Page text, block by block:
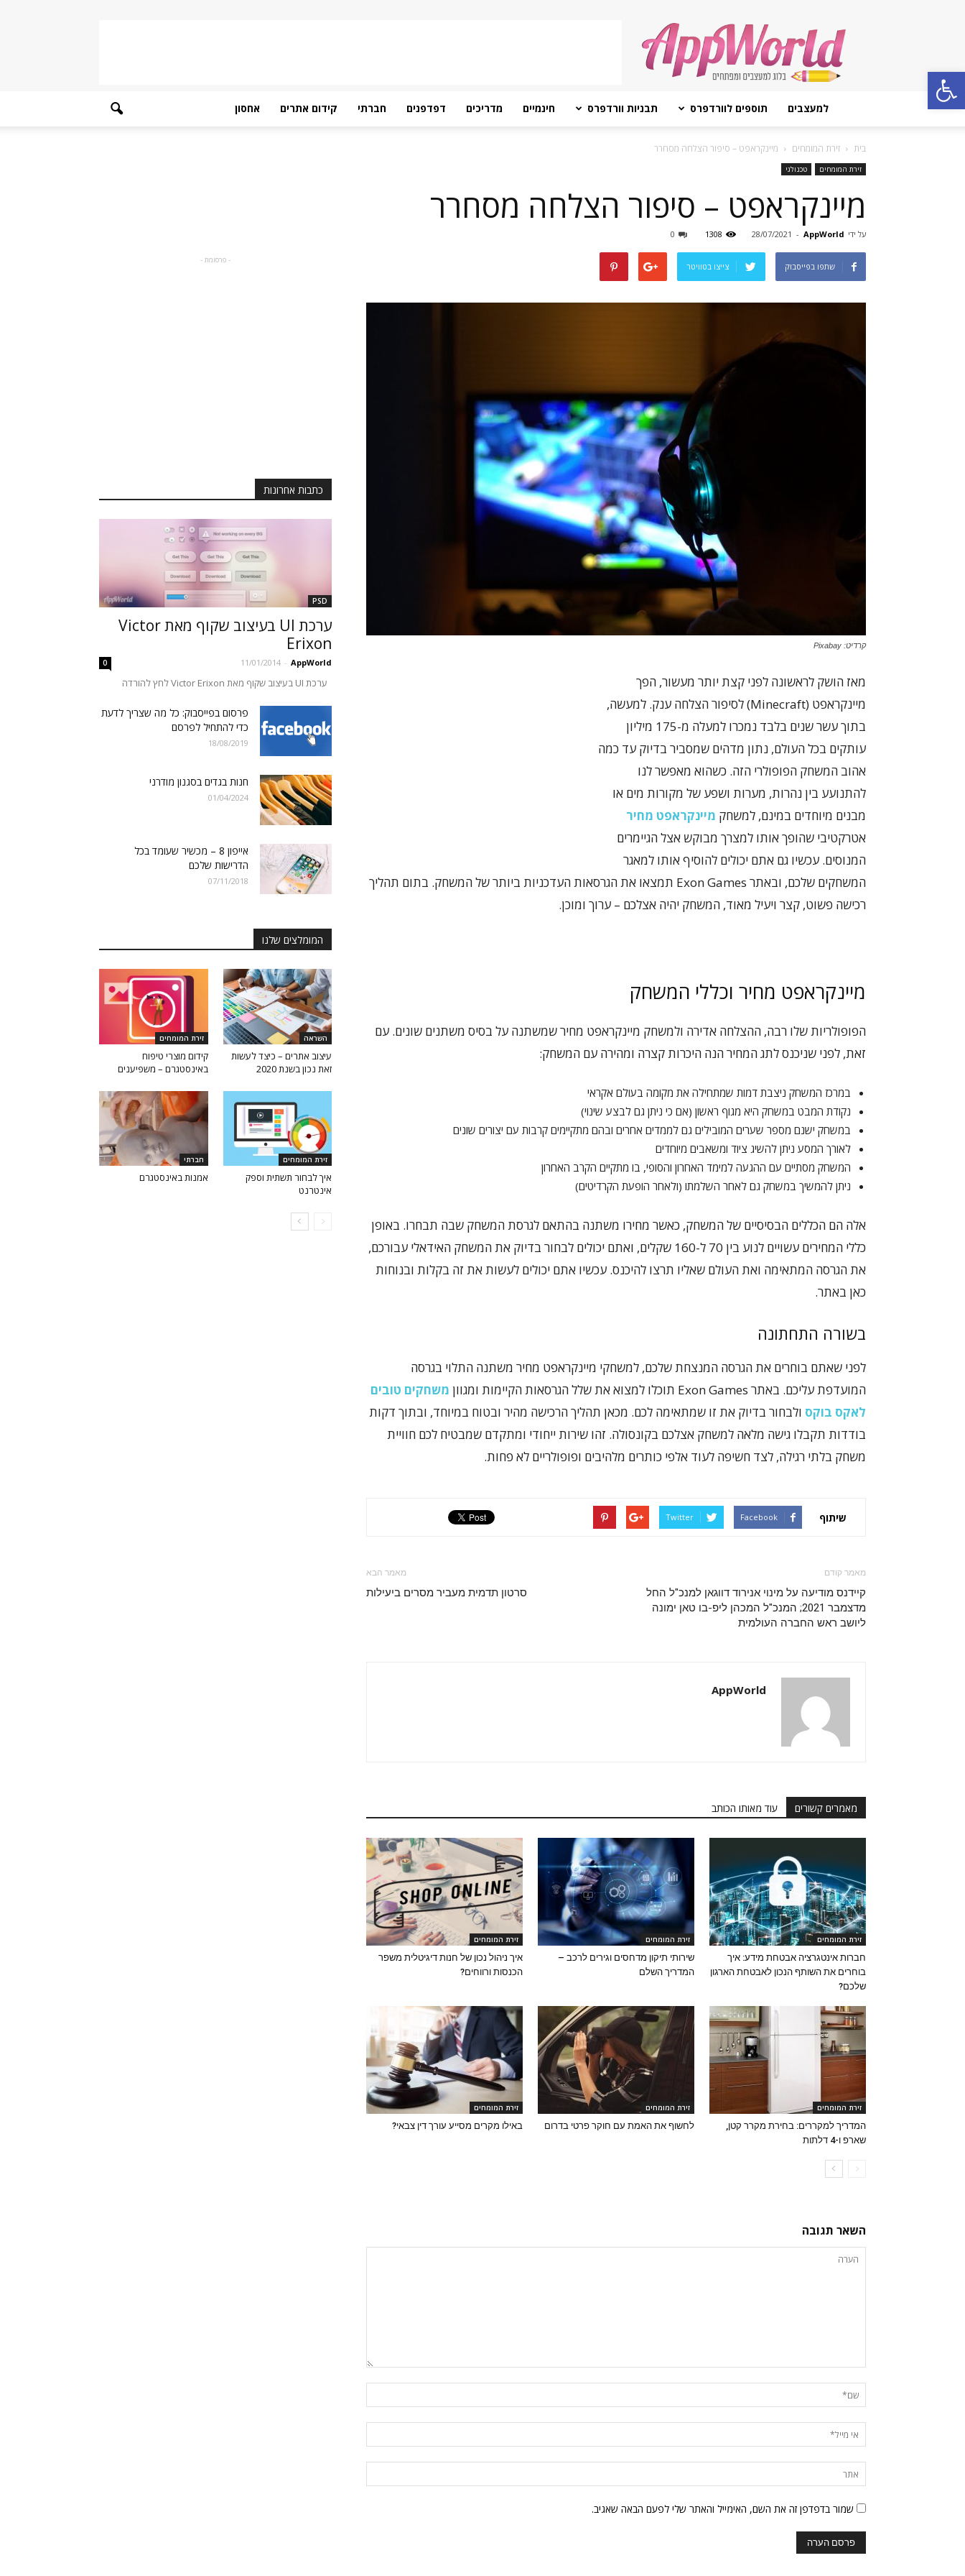
Open toolbar
AppWorld
למעצבים תוספים לוורדפרס תבניות וורדפרס חינמיים מדריכים דפדפנים חברתי קידום אתרים אחסון
בית זירת המומחים מיינקראפט – סיפור הצלחה מסחרר
זירת המומחים טכנולגי
מיינקראפט – סיפור הצלחה מסחרר
על ידי AppWorld
-
28/07/2021
1308
0
שתפו בפייסבוק צייצו בטוויטר
קרדיט: Pixabay
מאז הושק לראשונה לפני קצת יותר מעשור, הפך
מיינקראפט (Minecraft) לסיפור הצלחה ענק. למעשה,
בתוך עשר שנים בלבד נמכרו למעלה מ-175 מיליון
עותקים בכל העולם, נתון מדהים שמסביר בדיוק עד כמה
אהוב המשחק הפופולרי הזה. כשהוא מאפשר לנו
להתנועע בין נהרות, מערות ושפע של מקורות מים או
מבנים מיוחדים במינם, למשחק מיינקראפט מחיר
אטרקטיבי שהופך אותו למצרך מבוקש אצל הגיימרים
המנוסים. עכשיו גם אתם יכולים להוסיף אותו למאגר
המשחקים שלכם, ובאתר Exon Games תמצאו את הגרסאות העדכניות ביותר של המשחק. בתום תהליך
רכישה פשוט, קצר ויעיל מאוד, המשחק יהיה אצלכם – ערוך ומוכן.
מיינקראפט מחיר וכללי המשחק
הפופולריות שלו רבה, ההצלחה אדירה ולמשחק מיינקראפט מחיר שמשתנה על בסיס משתנים שונים. עם
זאת, לפני שניכנס לתג המחיר הנה היכרות קצרה ומהירה עם המשחק:
במרכז המשחק ניצבת דמות שמתחילה את מקומה בעולם אקראי
נקודת המבט במשחק היא מגוף ראשון (אם כי ניתן גם לבצע שינוי)
במשחק ישנם מספר שערים המובילים גם לממדים אחרים ובהם מתקיימים קרבות עם יצורים שונים
לאורך המסע ניתן להשיג ציוד ומשאבים מיוחדים
המשחק מסתיים עם ההגעה למימד האחרון והסופי, בו מתקיים הקרב האחרון
ניתן להמשיך במשחק גם לאחר השלמתו (ולאחר הופעת הקרדיטים)
אלה הם הכללים הבסיסיים של המשחק, כאשר מחירו משתנה בהתאם לגרסת המשחק שבה תבחרו. באופן
כללי המחירים עשויים לנוע בין 70 ל-160 שקלים, ואתם יכולים לבחור בדיוק את המשחק האידאלי עבורכם,
את הגרסה המתאימה ואת העולם שאליו תרצו להיכנס. עכשיו אתם יכולים לעשות את זה בקלות ובנוחות
כאן באתר.
בשורה התחתונה
לפני שאתם בוחרים את הגרסה המנצחת שלכם, למשחקי מיינקראפט מחיר משתנה התלוי בגרסה
המועדפת עליכם. באתר Exon Games תוכלו למצוא את שלל הגרסאות הקיימות ומגוון
משחקים טובים
לאקס בוקס ולבחור בדיוק את זו שמתאימה לכם. מכאן תהליך הרכישה מהיר ובטוח במיוחד, ובתוך דקות
בודדות תקבלו גישה מלאה למשחק אצלכם בקונסולה. זהו שירות ייחודי ומתקדם שמבטיח לכם חוויית
משחק בלתי רגילה, לצד חשיפה לעוד אלפי כותרים מלהיבים ופופולריים לא פחות.
שיתוף Facebook
Twitter
מאמר קודם
קיידנס מודיעה על מינוי אנירוד דווגאן למנכ"ל החל
מדצמבר 2021; המנכ"ל המכהן ליפ-בו טאן ימונה
ליושב ראש החברה העולמית
מאמר הבא
סרטון תדמית מעביר מסרים ביעילות
AppWorld
מאמרים קשורים עוד מאותו הכותב
זירת המומחים
חברות אינטגרציה אבטחת מידע: איך
בוחרים את השותף הנכון לאבטחת הארגון
שלכם?
זירת המומחים
שירותי תיקון מדחסים וגירים לרכב –
המדריך השלם
זירת המומחים
איך ניהול נכון של חנות דיגיטלית משפר
הכנסות ורווחים?
זירת המומחים
המדריך למקררים: בחירת מקרר קטן,
שארפ ו-4 דלתות
זירת המומחים
לחשוף את האמת עם חוקר פרטי בדרום
זירת המומחים
באילו מקרים מסייע עורך דין צבאי?
השאר תגובה
שמור בדפדפן זה את השם, האימייל והאתר שלי לפעם הבאה שאגיב.
- פרסומת -
כתבות אחרונות
PSD
ערכת UI בעיצוב שקוף מאת Victor
Erixon
AppWorld
-
11/01/2014
0
ערכת UI בעיצוב שקוף מאת Victor Erixon לחץ להורדה
פרסום בפייסבוק: כל מה שצריך לדעת
כדי להתחיל לפרסם
18/08/2019
חנות בגדים בסגנון מודרני
01/04/2024
אייפון 8 – מכשיר שעומד בכל
הדרישות שלכם
07/11/2018
המומלצים שלנו
השראה
עיצוב אתרים – כיצד לעשות
זאת נכון בשנת 2020
זירת המומחים
קידום מוצרי טיפוח
באינסטגרם – משפיענים
זירת המומחים
איך לבחור תשתית וספק
אינטרנט
חברתי
אמנות באינסטגרם